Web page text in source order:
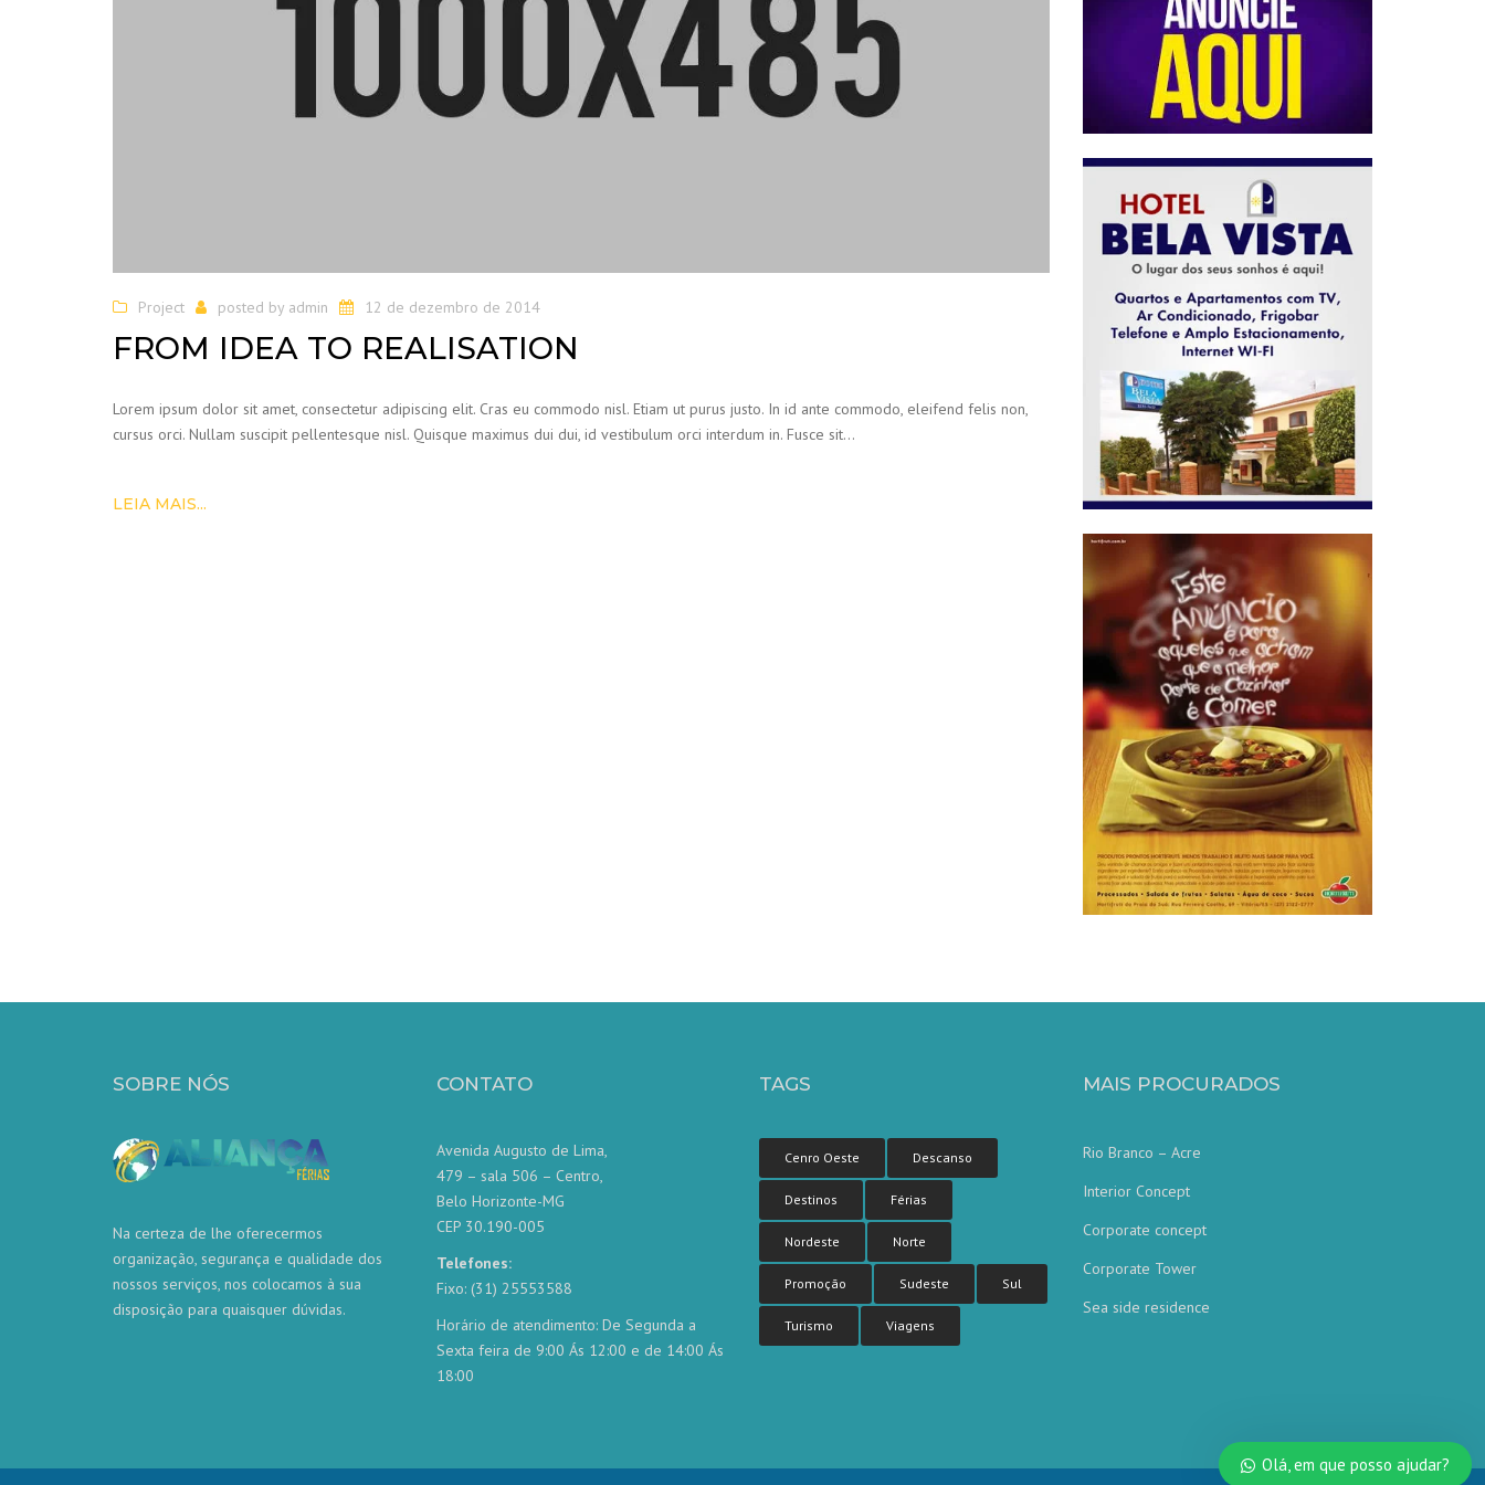
Project posted by admin 12 de dezembro de 2014
FROM IDEA TO REALISATION
Lorem ipsum dolor sit amet, consectetur adipiscing elit. Cras eu commodo nisl. Etiam ut purus justo. In id ante commodo, eleifend felis non,
cursus orci. Nullam suscipit pellentesque nisl. Quisque maximus dui dui, id vestibulum orci interdum in. Fusce sit…
LEIA MAIS...
SOBRE NÓS
Na certeza de lhe oferecermos
organização, segurança e qualidade dos
nossos serviços, nos colocamos à sua
disposição para quaisquer dúvidas.
CONTATO
Avenida Augusto de Lima,
479 – sala 506 – Centro,
Belo Horizonte-MG
CEP 30.190-005
Telefones:
Fixo: (31) 25553588
Horário de atendimento: De Segunda a
Sexta feira de 9:00 Ás 12:00 e de 14:00 Ás
18:00
TAGS
Cenro Oeste Descanso
Destinos Férias
Nordeste Norte
Promoção Sudeste Sul
Turismo Viagens
MAIS PROCURADOS
Rio Branco – Acre
Interior Concept
Corporate concept
Corporate Tower
Sea side residence
Olá, em que posso ajudar?